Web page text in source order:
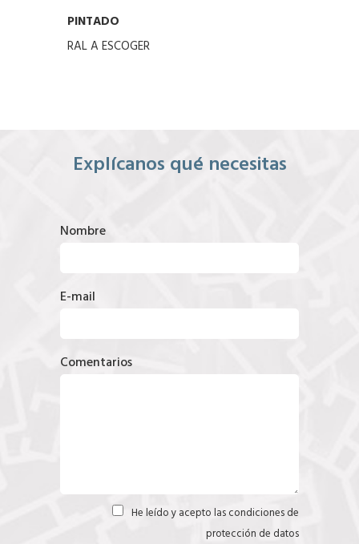
PINTADO
RAL A ESCOGER
Explícanos qué necesitas
Nombre
E-mail
Comentarios
He leído y acepto lascondiciones de
protección de datos